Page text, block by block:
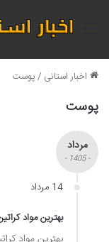
منو
اخبار استانی /پوست
پوست
مرداد
- 1405 -
14 مرداد
بهترین مواد